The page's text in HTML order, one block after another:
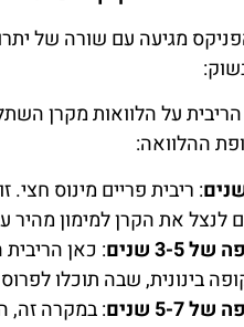
מגיעה עם שורה של
על הלוואות מקרן
ההלוואה:
: ריבית פריים מינוס
את הקרן למימון מהיר
5 שנים
: כאן הריבית
בינונית, שבה תוכלו
7 שנים
: במקרה זה,